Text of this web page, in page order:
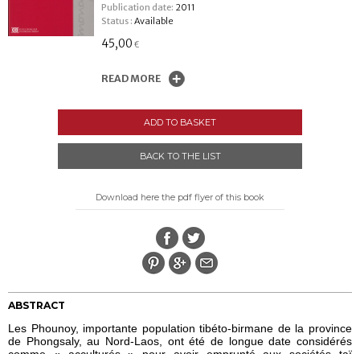
Publication date: 2011
Status : Available
45,00 €
READ MORE
ADD TO BASKET
BACK TO THE LIST
Download here the pdf flyer of this book
ABSTRACT
Les Phounoy, importante population tibéto-birmane de la province
de Phongsaly, au Nord-Laos, ont été de longue date considérés